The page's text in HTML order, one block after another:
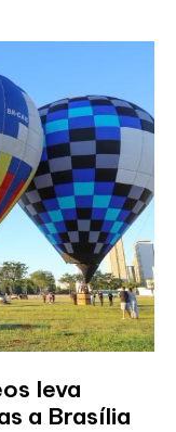
leva
a Brasília